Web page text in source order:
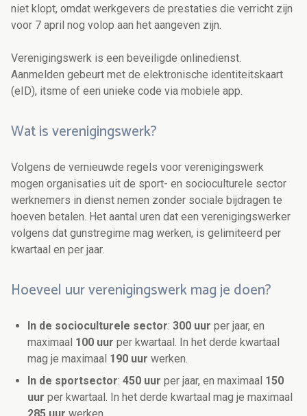
niet klopt, omdat werkgevers de prestaties die verricht zijn
voor 7 april nog volop aan het aangeven zijn.
Verenigingswerk is een beveiligde onlinedienst.
Aanmelden gebeurt met de elektronische identiteitskaart
(eID), itsme of een unieke code via mobiele app.
Wat is verenigingswerk?
Volgens de vernieuwde regels voor verenigingswerk
mogen organisaties uit de sport- en socioculturele sector
werknemers in dienst nemen zonder sociale bijdragen te
hoeven betalen. Het aantal uren dat een verenigingswerker
volgens dat gunstregime mag werken, is gelimiteerd per
kwartaal en per jaar.
Hoeveel uur verenigingswerk mag je doen?
In de socioculturele sector: 300 uur per jaar, en
maximaal 100 uur per kwartaal. In het derde kwartaal
mag je maximaal 190 uur werken.
In de sportsector: 450 uur per jaar, en maximaal 150
uur per kwartaal. In het derde kwartaal mag je maximaal